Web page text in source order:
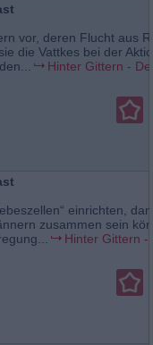
vor, deren Flucht aus
die Vattkes bei der
Hinter Gittern -
einrichten,
zusammen sein
Hinter Gittern -